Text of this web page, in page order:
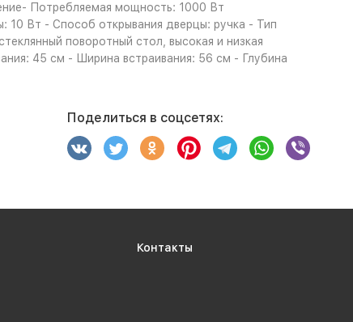
Потребляемая мощность: 1000 Вт
Вт - Способ открывания дверцы: ручка - Тип
поворотный стол, высокая и низкая
45 см - Ширина встраивания: 56 см - Глубина
Поделиться в соцсетях:
Контакты